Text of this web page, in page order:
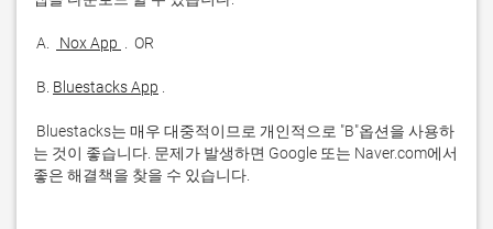
A. Nox App
B. Bluestacks App
는 것이 좋습니다. 문제가 발생하면 Google 또는 Naver.com에서
좋은 해결책을 찾을 수 있습니다.